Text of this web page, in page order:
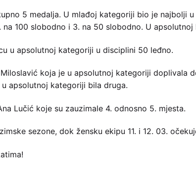
5 medalja. U mlađoj kategoriji bio je najbolji
100 slobodno i 3. na 50 slobodno. U
u apsolutnoj kategoriji u disciplini 50 leđno.
koja je u apsolutnoj kategoriji doplivala
apsolutnoj kategoriji bila druga.
Lučić koje su zauzimale 4. odnosno 5. mjesta.
sezone, dok žensku ekipu 11. i 12. 03.